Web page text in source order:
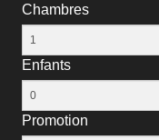
Chambres
Enfants
Рromotion